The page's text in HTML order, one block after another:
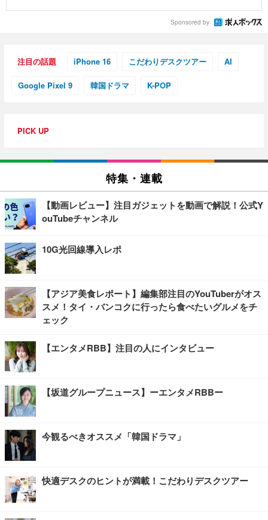
Sponsored by
注目の話題 iPhone 16 こだわりデスクツアー AI
Google Pixel 9 韓国ドラマ K-POP
PICK UP
特集・連載
【動画レビュー】注目ガジェットを動画で解説！公式Y
ouTubeチャンネル
10G光回線導入レポ
【アジア美食レポート】編集部注目のYouTuberがオス
スメ！タイ・バンコクに行ったら食べたいグルメをチ
ェック
【エンタメRBB】注目の人にインタビュー
【坂道グループニュース】ーエンタメRBBー
今観るべきオススメ「韓国ドラマ」
快適デスクのヒントが満載！こだわりデスクツアー